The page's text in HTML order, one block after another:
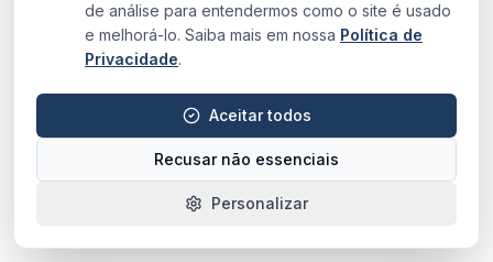
de análise para entendermos como o site é usado
e melhorá-lo. Saiba mais em nossa Política de
Privacidade.
Personalizar
Recusar não essenciais
Aceitar todos